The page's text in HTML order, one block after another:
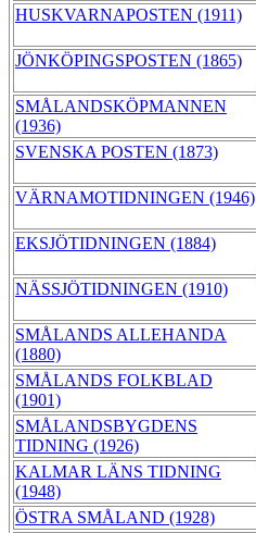
HUSKVARNAPOSTEN (1911)
JÖNKÖPINGSPOSTEN (1865)
SMÅLANDSKÖPMANNEN
(1936)
SVENSKA POSTEN (1873)
VÄRNAMOTIDNINGEN (1946)
EKSJÖTIDNINGEN (1884)
NÄSSJÖTIDNINGEN (1910)
SMÅLANDS ALLEHANDA
(1880)
SMÅLANDS FOLKBLAD
(1901)
SMÅLANDSBYGDENS
TIDNING (1926)
KALMAR LÄNS TIDNING
(1948)
ÖSTRA SMÅLAND (1928)